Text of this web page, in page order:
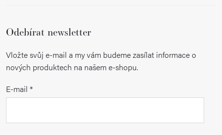
Odebírat newsletter
Vložte svůj e-mail a my vám budeme zasílat informace o
nových produktech na našem e-shopu.
E-mail